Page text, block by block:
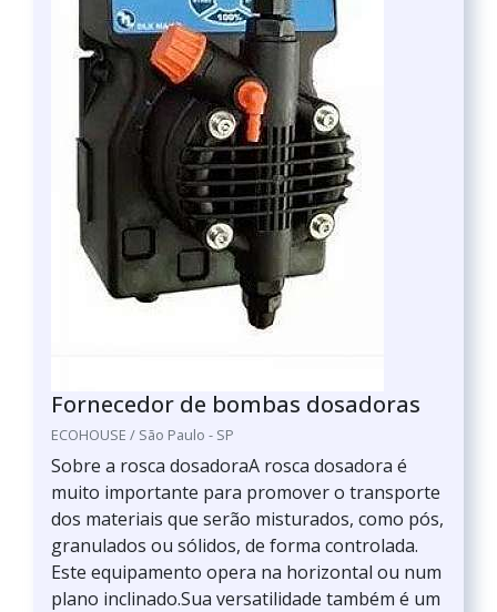
Fornecedor de bombas dosadoras
ECOHOUSE / São Paulo - SP
Sobre a rosca dosadoraA rosca dosadora é
muito importante para promover o transporte
dos materiais que serão misturados, como pós,
granulados ou sólidos, de forma controlada.
Este equipamento opera na horizontal ou num
plano inclinado.Sua versatilidade também é um